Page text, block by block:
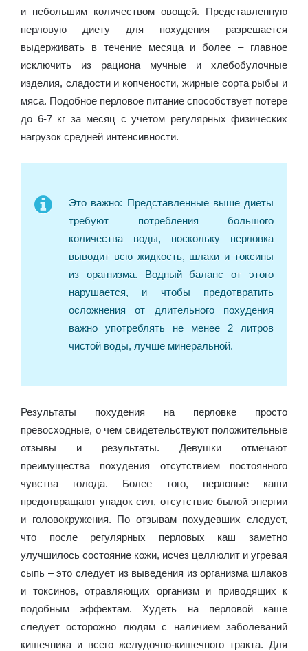
и небольшим количеством овощей. Представленную
перловую диету для похудения разрешается
выдерживать в течение месяца и более – главное
исключить из рациона мучные и хлебобулочные
изделия, сладости и копчености, жирные сорта рыбы и
мяса. Подобное перловое питание способствует потере
до 6-7 кг за месяц с учетом регулярных физических
нагрузок средней интенсивности.
Это важно: Представленные выше диеты
требуют потребления большого
количества воды, поскольку перловка
выводит всю жидкость, шлаки и токсины
из орагнизма. Водный баланс от этого
нарушается, и чтобы предотвратить
осложнения от длительного похудения
важно употреблять не менее 2 литров
чистой воды, лучше минеральной.
Результаты похудения на перловке просто
превосходные, о чем свидетельствуют положительные
отзывы и результаты. Девушки отмечают
преимущества похудения отсутствием постоянного
чувства голода. Более того, перловые каши
предотвращают упадок сил, отсутствие былой энергии
и головокружения. По отзывам похудевших следует,
что после регулярных перловых каш заметно
улучшилось состояние кожи, исчез целлюлит и угревая
сыпь – это следует из выведения из организма шлаков
и токсинов, отравляющих организм и приводящих к
подобным эффектам. Худеть на перловой каше
следует осторожно людям с наличием заболеваний
кишечника и всего желудочно-кишечного тракта. Для